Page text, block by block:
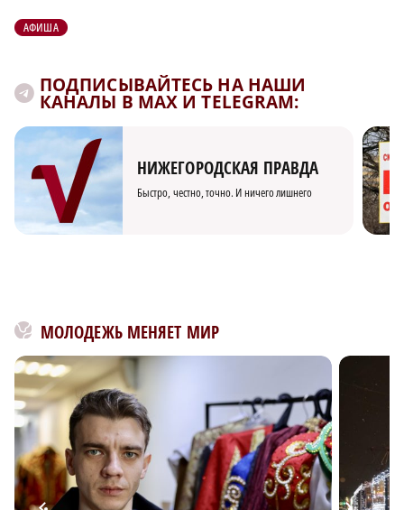
АФИША
ПОДПИСЫВАЙТЕСЬ НА НАШИ
КАНАЛЫ В MAX И TELEGRAM:
НИЖЕГОРОДСКАЯ ПРАВДА
Быстро, честно, точно. И ничего лишнего
МОЛОДЕЖЬ МЕНЯЕТ МИР